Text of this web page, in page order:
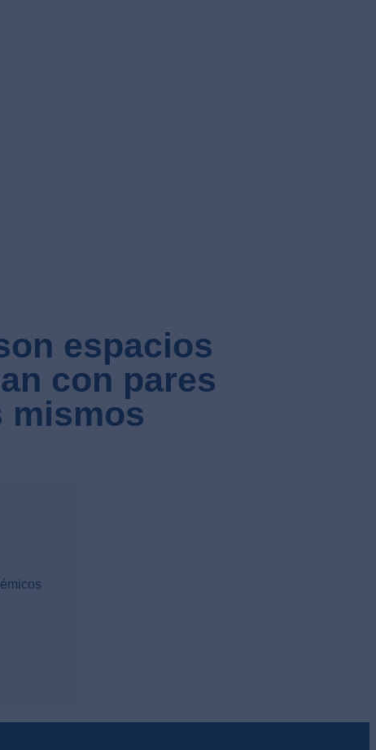
espacios
con pares
mismos